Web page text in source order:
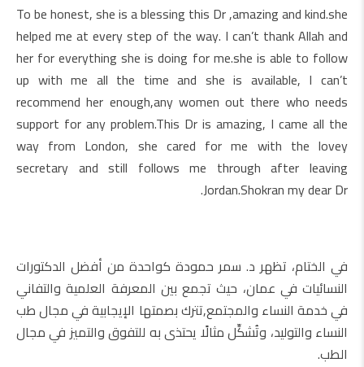
To be honest, she is a blessing this Dr ,amazing and kind.she
helped me at every step of the way. I can’t thank Allah and
her for everything she is doing for me.she is able to follow
up with me all the time and she is available, I can’t
recommend her enough,any women out there who needs
support for any problem.This Dr is amazing, I came all the
way from London, she cared for me with the lovey
secretary and still follows me through after leaving
Jordan.Shokran my dear Dr.
في الختام، تظهر د. سمر حمودة كواحدة من أفضل الدكتورات
النسائيات في عمان، حيث تجمع بين المعرفة العلمية والتفاني
في خدمة النساء والمجتمع,تترك بصمتها الإيجابية في مجال طب
النساء والتوليد، وتُشكِّل مثالًا يحتذى به للتفوق والتميز في مجال
الطب.